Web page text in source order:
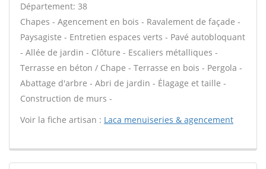
Département: 38
Chapes - Agencement en bois - Ravalement de façade -
Paysagiste - Entretien espaces verts - Pavé autobloquant
- Allée de jardin - Clôture - Escaliers métalliques -
Terrasse en béton / Chape - Terrasse en bois - Pergola -
Abattage d'arbre - Abri de jardin - Élagage et taille -
Construction de murs -
Voir la fiche artisan : Laca menuiseries & agencement